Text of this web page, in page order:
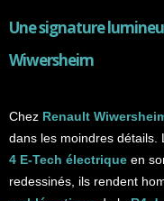
Une signature
Wiwersheim
Chez Renault
dans les moindres détails.
4 E-Tech électrique en
redessinés, ils rendent